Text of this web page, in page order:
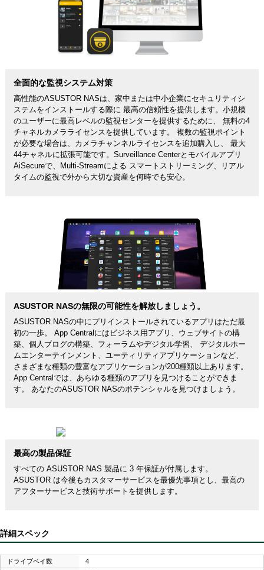
全面的な監視システム対策
高性能のASUSTOR NASは、家中または中小企業にセキュリティシ
ステムをインストールする際に 最高の信頼性を提供します。小規模
のユーザーに最高レベルの監視センターを提供するために、 無料の4
チャネルカメラライセンスを提供しています。 複数の監視ポイント
が必要な場合は、カメラチャンネルライセンスを追加購入し、 最大
44チャネルに拡張可能です。Surveillance Centerとモバイルアプリ
AiSecureで、Multi-Streamによる スマートストリーミング、リアル
タイムの監視で外から大切な資産を何時でも安心。
ASUSTOR NASの無限の可能性を解放しましょう。
ASUSTOR NASの中にプリインストールされているアプリはただ最
初の一歩。 App Centralにはビジネス用アプリ、ウェブサイトの構
築、個人ブログの構築、フォーラムやデジタル学習、 デジタルホー
ムエンターテインメント、ユーティリティアプリケーションなど、
さまざまな種類の豊富なアプリケーションが200種類以上あります。
App Centralでは、あらゆる種類のアプリを見つけることができま
す。 あなたのASUSTOR NASのポテンシャルを見つけましょう。
最高の製品保証
すべての ASUSTOR NAS 製品に 3 年保証が付属します。
ASUSTOR は今後もカスタマーサービスを最優先事項とし、最高の
アフターサービスと技術サポートを提供します。
詳細スペック
ドライブベイ数
4